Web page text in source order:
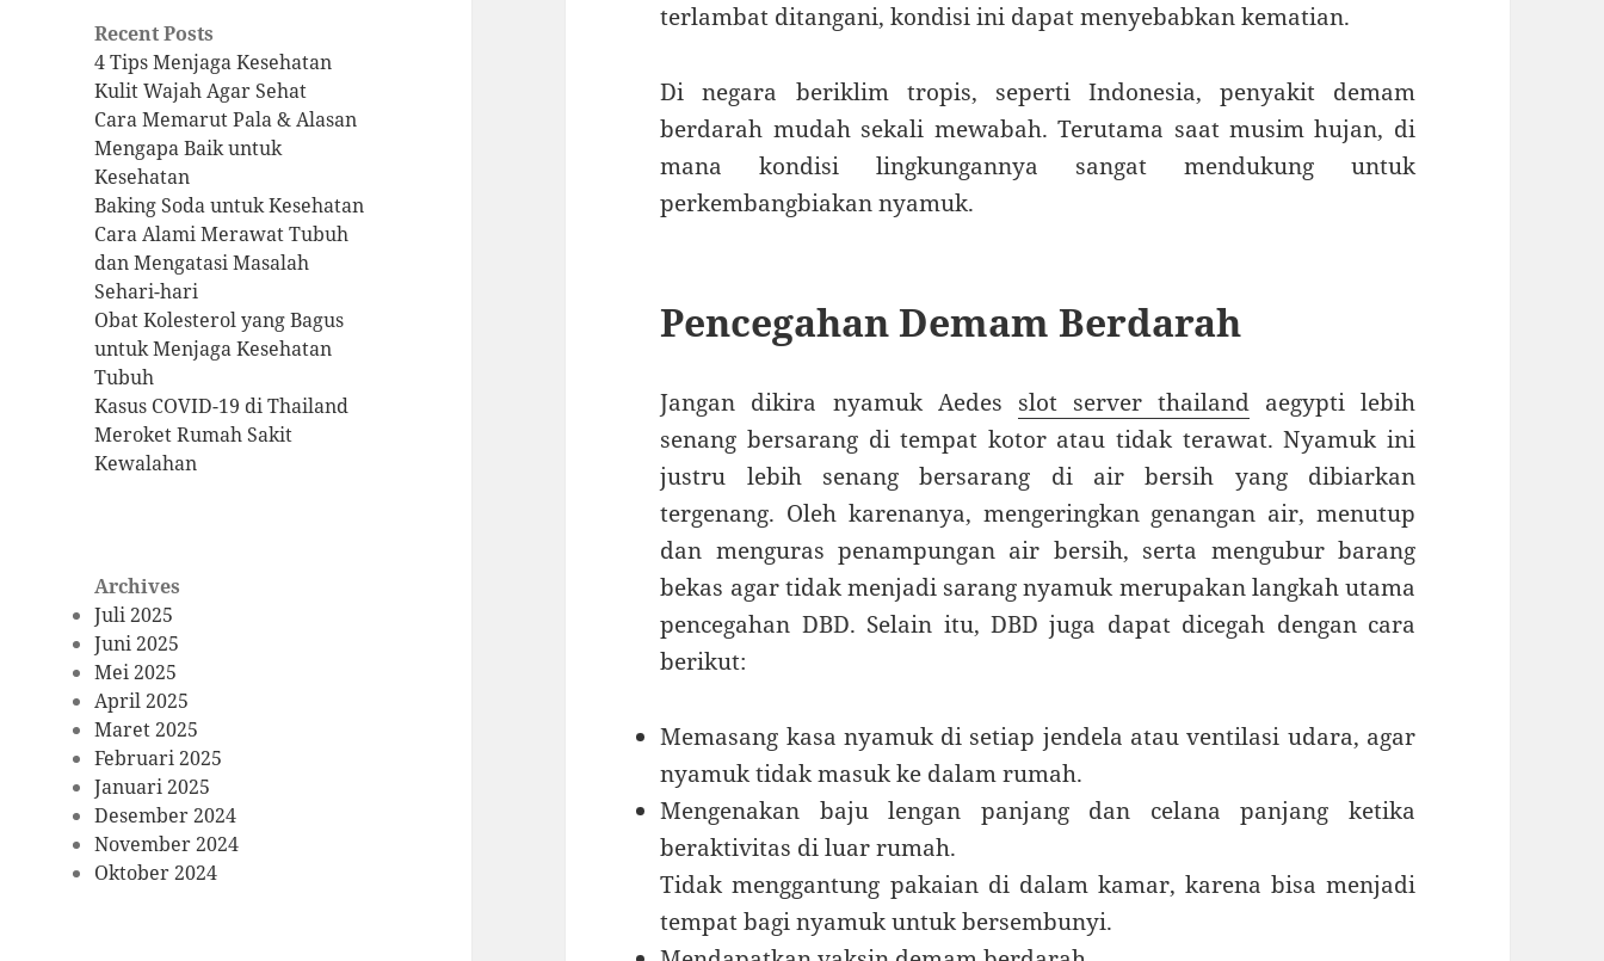
Recent Posts
4 Tips Menjaga Kesehatan
Kulit Wajah Agar Sehat
Cara Memarut Pala & Alasan
Mengapa Baik untuk
Kesehatan
Baking Soda untuk Kesehatan
Cara Alami Merawat Tubuh
dan Mengatasi Masalah
Sehari-hari
Obat Kolesterol yang Bagus
untuk Menjaga Kesehatan
Tubuh
Kasus COVID-19 di Thailand
Meroket Rumah Sakit
Kewalahan
Archives
Juli 2025
Juni 2025
Mei 2025
April 2025
Maret 2025
Februari 2025
Januari 2025
Desember 2024
November 2024
Oktober 2024
terlambat ditangani, kondisi ini dapat menyebabkan kematian.
Di negara beriklim tropis, seperti Indonesia, penyakit demam
berdarah mudah sekali mewabah. Terutama saat musim hujan, di
mana kondisi lingkungannya sangat mendukung untuk
perkembangbiakan nyamuk.
Pencegahan Demam Berdarah
Jangan dikira nyamuk Aedes slot server thailandaegypti lebih
senang bersarang di tempat kotor atau tidak terawat. Nyamuk ini
justru lebih senang bersarang di air bersih yang dibiarkan
tergenang. Oleh karenanya, mengeringkan genangan air, menutup
dan menguras penampungan air bersih, serta mengubur barang
bekas agar tidak menjadi sarang nyamuk merupakan langkah utama
pencegahan DBD. Selain itu, DBD juga dapat dicegah dengan cara
berikut:
Memasang kasa nyamuk di setiap jendela atau ventilasi udara, agar
nyamuk tidak masuk ke dalam rumah.
Mengenakan baju lengan panjang dan celana panjang ketika
beraktivitas di luar rumah.
Tidak menggantung pakaian di dalam kamar, karena bisa menjadi
tempat bagi nyamuk untuk bersembunyi.